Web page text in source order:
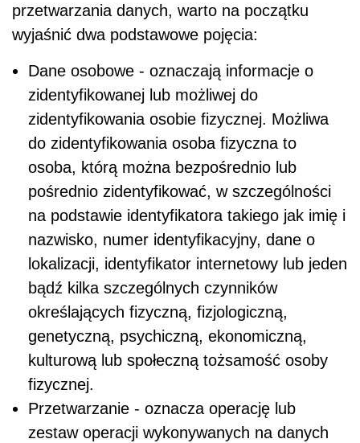
przetwarzania danych, warto na początku
wyjaśnić dwa podstawowe pojęcia:
Dane osobowe - oznaczają informacje o
zidentyfikowanej lub możliwej do
zidentyfikowania osobie fizycznej. Możliwa
do zidentyfikowania osoba fizyczna to
osoba, którą można bezpośrednio lub
pośrednio zidentyfikować, w szczególności
na podstawie identyfikatora takiego jak imię i
nazwisko, numer identyfikacyjny, dane o
lokalizacji, identyfikator internetowy lub jeden
bądź kilka szczególnych czynników
określających fizyczną, fizjologiczną,
genetyczną, psychiczną, ekonomiczną,
kulturową lub społeczną tożsamość osoby
fizycznej.
Przetwarzanie - oznacza operację lub
zestaw operacji wykonywanych na danych